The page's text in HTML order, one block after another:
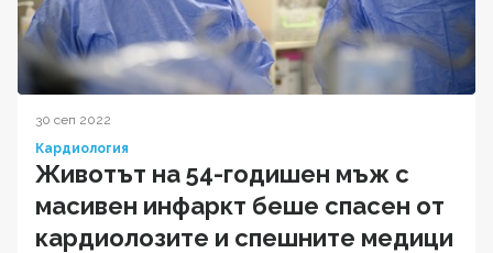
30 сеп 2022
Кардиология
Животът на 54-годишен мъж с
масивен инфаркт беше спасен от
кардиолозите и спешните медици